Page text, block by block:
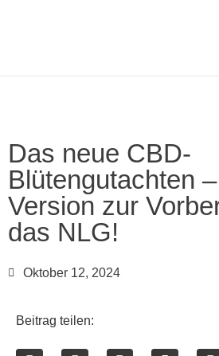
Das neue CBD-
Blütengutachten
Version zur
das NLG!
Oktober 12, 2024
Beitrag teilen: